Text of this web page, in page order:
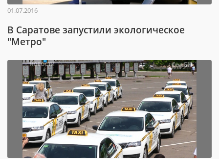
01.07.2016
В Саратове запустили экологическое
"Метро"